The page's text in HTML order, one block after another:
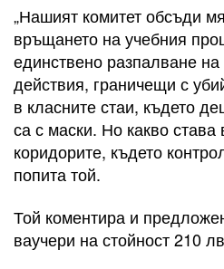
„Нашият комитет обсъди
връщането на учебния
единствено разпалване
действия, граничещи с
в класните стаи, където
са с маски. Но какво
коридорите, където
попита той.
Той коментира и
ваучери на стойност 210